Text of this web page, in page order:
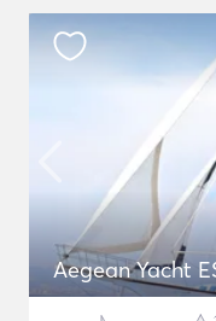
Aegean Yacht